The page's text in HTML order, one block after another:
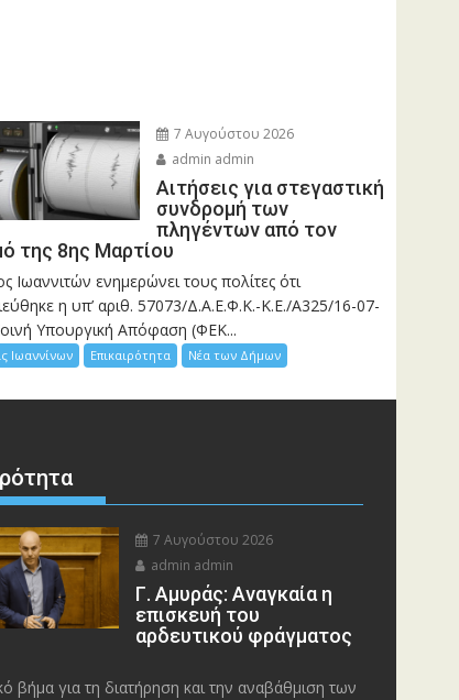
7 Αυγούστου 2026
admin admin
Αιτήσεις για στεγαστική
συνδρομή των
πληγέντων από τον
της 8ης Μαρτίου
Ιωαννιτών ενημερώνει τους πολίτες ότι
η υπ’ αριθ. 57073/Δ.Α.Ε.Φ.Κ.-Κ.Ε./Α325/16-07-
Υπουργική Απόφαση (ΦΕΚ...
Ιωαννίνων Επικαιρότητα Νέα των Δήμων
7 Αυγούστου 2026
admin admin
Γ. Αμυράς: Αναγκαία η
επισκευή του
αρδευτικού φράγματος
βήμα για τη διατήρηση και την αναβάθμιση των